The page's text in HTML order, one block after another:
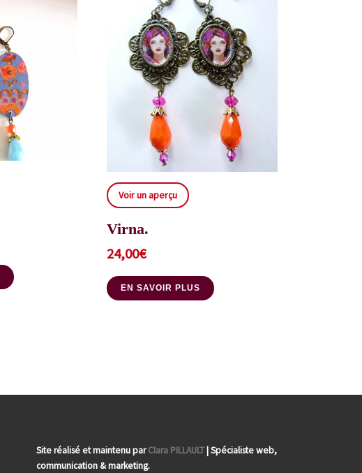
Voir un aperçu
Virna.
24,00€
EN SAVOIR PLUS
Site réalisé et maintenu parClara PILLAULT | Spécialiste web,
communication & marketing.